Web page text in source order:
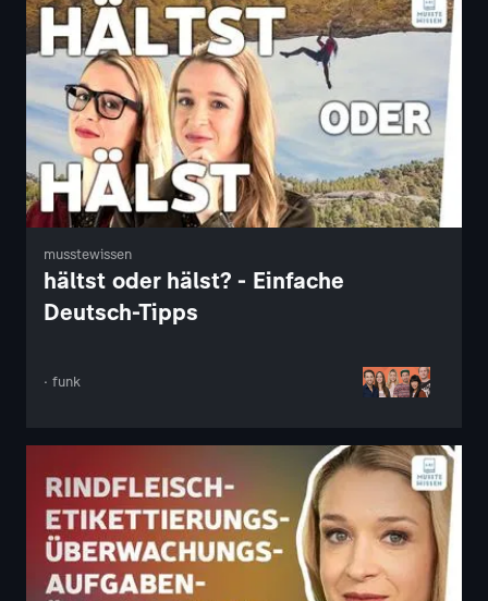
musstewissen
hältst oder hälst? - Einfache
Deutsch-Tipps
· funk